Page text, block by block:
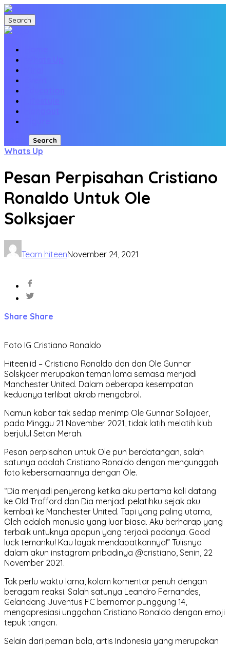
Search
Search
Whats Up
Pesan Perpisahan Cristiano
Ronaldo Untuk Ole
Solksjaer
Team hiteenNovember 24, 2021
Share Share
Foto IG Cristiano Ronaldo
Hiteen.id – Cristiano Ronaldo dan dan Ole Gunnar
Solskjaer merupakan teman lama semasa menjadi
Manchester United. Dalam beberapa kesempatan
keduanya terlibat akrab mengobrol.
Namun kabar tak sedap menimp Ole Gunnar Sollajaer,
pada Minggu 21 November 2021, tidak latih melatih klub
berjulul Setan Merah.
Pesan perpisahan untuk Ole pun berdatangan, salah
satunya adalah Cristiano Ronaldo dengan mengunggah
foto kebersamaannya dengan Ole.
“Dia menjadi penyerang ketika aku pertama kali datang
ke Old Trafford dan Dia menjadi pelatihku sejak aku
kembali ke Manchester United. Tapi yang paling utama,
Oleh adalah manusia yang luar biasa. Aku berharap yang
terbaik untuknya apapun yang terjadi padanya. Good
luck temanku! Kau layak mendapatkannya!” Tulisnya
dalam akun instagram pribadinya @cristiano, Senin, 22
November 2021.
Tak perlu waktu lama, kolom komentar penuh dengan
beragam reaksi. Salah satunya Leandro Fernandes,
Gelandang Juventus FC bernomor punggung 14,
mengapresiasi unggahan Cristiano Ronaldo dengan emoji
tepuk tangan.
Selain dari pemain bola, artis Indonesia yang merupakan